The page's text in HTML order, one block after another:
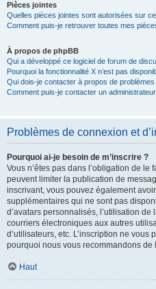
Pièces jointes
Quelles pièces jointes sont autorisées sur
Comment puis-je retrouver toutes mes
À propos de phpBB
Qui a développé ce logiciel de forum de
Pourquoi la fonctionnalité X n’est pas
Qui dois-je contacter à propos de
Comment puis-je contacter un
Problèmes de connexion et
Pourquoi ai-je besoin de m’inscrire ?
Vous n’êtes pas dans l’obligation de
peuvent limiter la publication de
inscrivant, vous pouvez également
supplémentaires qui ne sont pas
d’avatars personnalisés, l’utilisation de
courriers électroniques aux autres
d’utilisateurs, etc. L’inscription ne vous
pourquoi nous vous recommandons de
Haut